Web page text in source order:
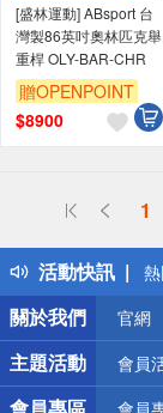
[盛林運動] ABsport 台
灣製86英吋奧林匹克舉
重桿 OLY-BAR-CHR
贈OPENPOINT
$8900
1
活動快訊
關於我們
官網
主題活動 會員
會員